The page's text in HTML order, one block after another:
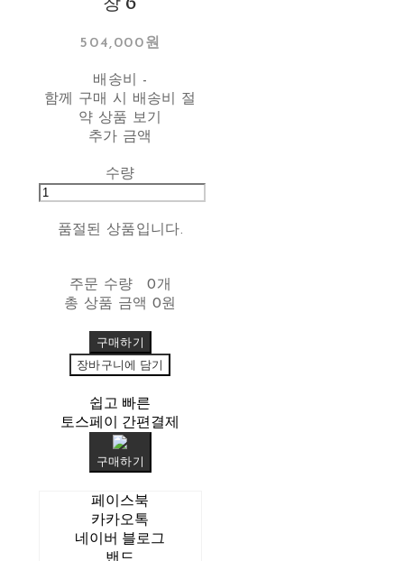
504,000원
배송비 -
함께 구매 시 배송비 절
약 상품 보기
추가 금액
수량
품절된 상품입니다.
주문 수량
0개
총 상품 금액 0원
구매하기
장바구니에 담기
쉽고 빠른
토스페이 간편결제
구매하기
페이스북
카카오톡
네이버 블로그
밴드